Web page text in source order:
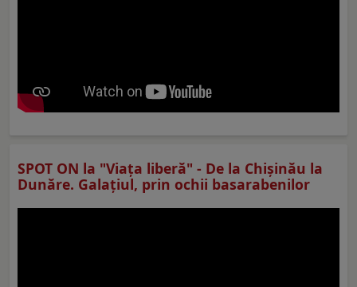
SPOT ON la "Viaţa liberă" - De la Chișinău la
Dunăre. Galațiul, prin ochii basarabenilor